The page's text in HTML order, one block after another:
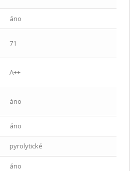
áno
71
A++
áno
áno
pyrolytické
áno